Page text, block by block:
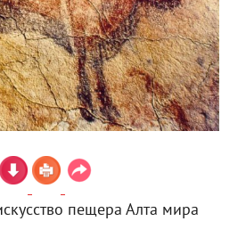
пещера Алта мира